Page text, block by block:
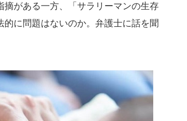
がある一方、「サラリーマンの生存
に問題はないのか。弁護士に話を聞